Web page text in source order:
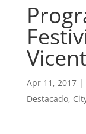
Vicent
Apr 11, 2017|
Destacado,